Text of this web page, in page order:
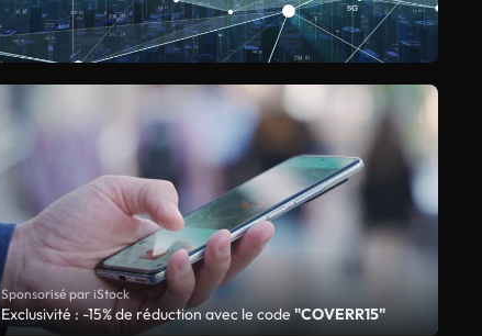
Sponsorisé par iStock
Exclusivité : -15% de réduction avec le code"COVERR15"